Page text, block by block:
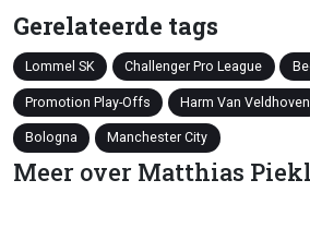
Gerelateerde tags
Lommel SK Challenger Pro League
Promotion Play-Offs Harm Van Veldhoven
Bologna Manchester City
Meer over Matthias